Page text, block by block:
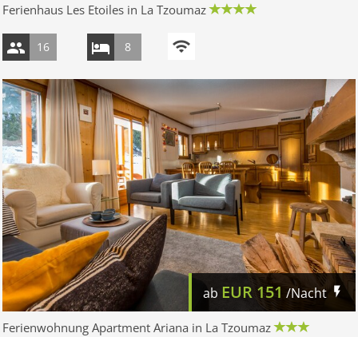
Ferienhaus Les Etoiles in La Tzoumaz
16 8
ab EUR151 /Nacht
Ferienwohnung Apartment Ariana in La Tzoumaz